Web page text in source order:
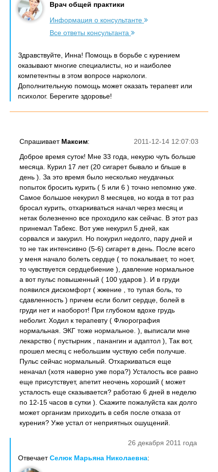
Врач общей практики
Информация о консультанте
Все ответы консультанта
Здравствуйте, Инна! Помощь в борьбе с курением
оказывают многие специалисты, но и наиболее
компетентны в этом вопросе наркологи.
Дополнительную помощь может оказать терапевт или
психолог. Берегите здоровье!
2011-12-14 12:07:03
Спрашивает Максим:
Доброе время суток! Мне 33 года, некурю чуть больше
месяца. Курил 17 лет (20 сигарет бывало и бльше в
день ). За это время было несколько неудачных
попыток бросить курить ( 5 или 6 ) точно непомню уже.
Самое большое некурил 8 месяцев, но когда в тот раз
бросал курить, отхаркиваться начал через месяц и
нетак болезненно все проходило как сейчас. В этот раз
принемал Табекс. Вот уже некурил 5 дней, как
сорвался и закурил. Но покурил недолго, пару дней и
то не так интенсивно (5-6) сигарет в день. После всего
у меня начало болеть сердце ( то покалывает, то ноет,
то чувствуется сердцебиение ), давление нормальное
а вот пульс повышенный ( 100 ударов ). И в груди
появился дискомфорт ( жжение , то тупая боль, то
сдавленность ) причем если болит сердце, болей в
груди нет и наоборот! При глубоком вдохе грудь
неболит. Ходил к терапевту ( Флюрография
нормальная. ЭКГ тоже нормальное. ), выписали мне
лекарство ( пустырник , панангин и адаптол ), Так вот,
прошел месяц с небольшим чуствую себя получше.
Пульс сейчас нормальный. Отхаркиваться еще
неначал (хотя наверно уже пора?) Усталость все равно
еще присутствует, апетит неочень хороший ( может
усталость еще сказывается? работаю 6 дней в неделю
по 12-15 часов в сутки ). Скажите пожалуйста как долго
может организм приходить в себя после отказа от
курения? Уже устал от неприятных ошущений.
26 декабря 2011 года
ОтвечаетСелюк Марьяна Николаевна: